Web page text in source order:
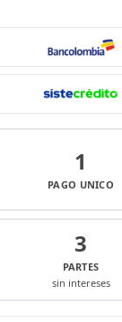
1
PAGO UNICO
3
PARTES
sin intereses